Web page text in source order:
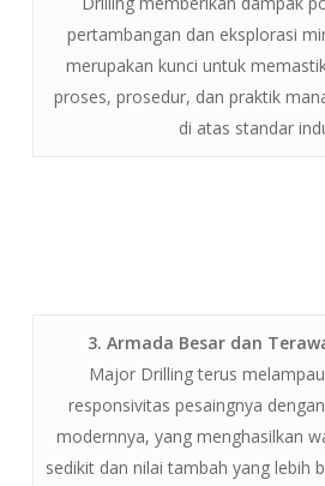
pertambangan dan eksplorasi
merupakan kunci untuk
proses, prosedur, dan praktik
di atas standar
3. Armada Besar dan
Major Drilling terus
responsivitas pesaingnya
modernnya, yang menghasilkan
sedikit dan nilai tambah yang lebih